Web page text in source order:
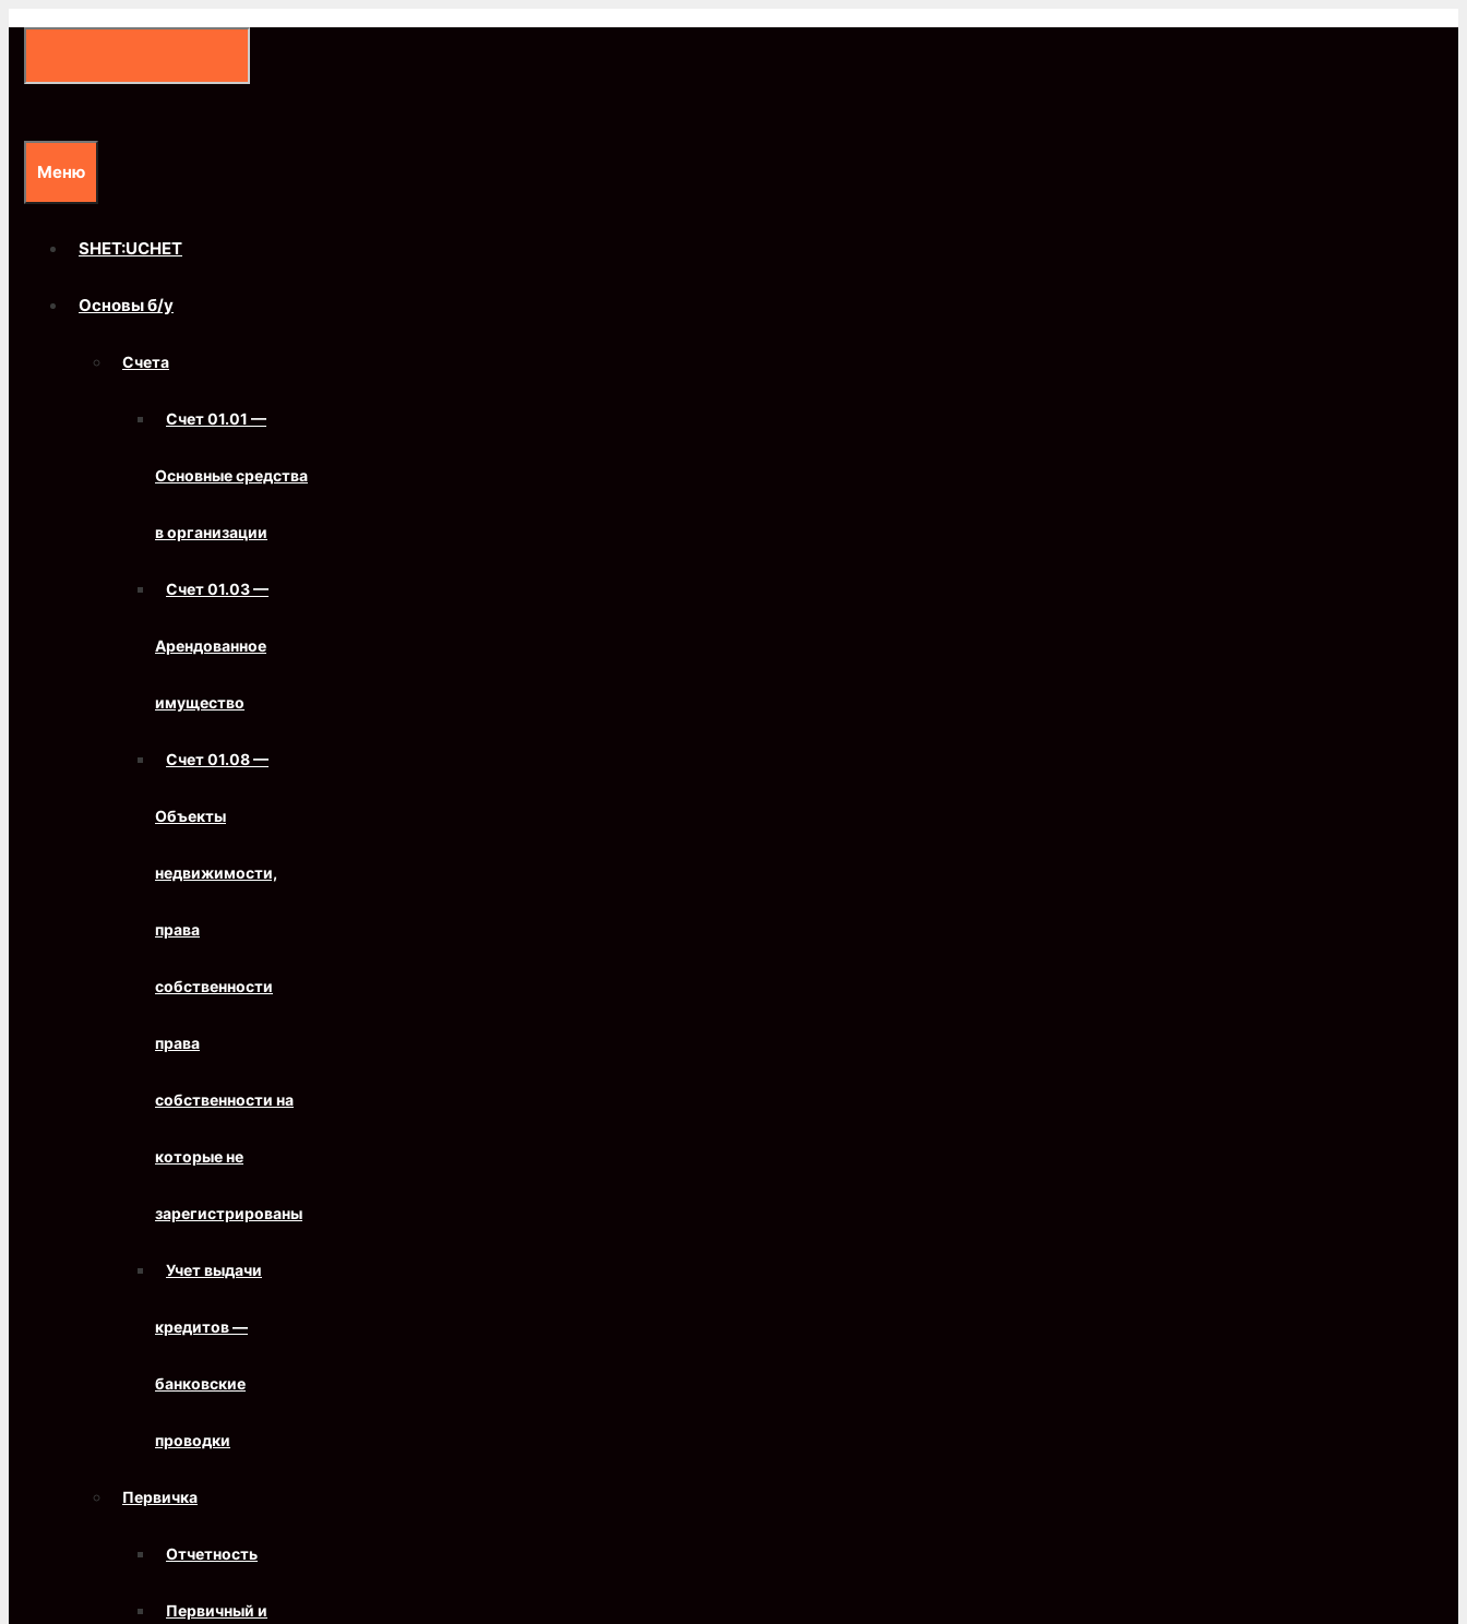
Меню
SHET:UCHET
Основы б/у
Счета
Счет 01.01 —
Основные средства
в организации
Счет 01.03 —
Арендованное
имущество
Счет 01.08 —
Объекты
недвижимости,
права
собственности
права
собственности на
которые не
зарегистрированы
Учет выдачи
кредитов —
банковские
проводки
Первичка
Отчетность
Первичный и